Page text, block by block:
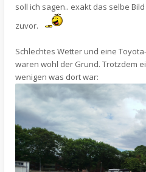
soll ich sagen.. exakt das selbe
zuvor.
Schlechtes Wetter und eine
waren wohl der Grund. Trotzdem
wenigen was dort war: